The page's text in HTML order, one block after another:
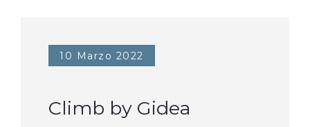
10 Marzo 2022
Climb by Gidea